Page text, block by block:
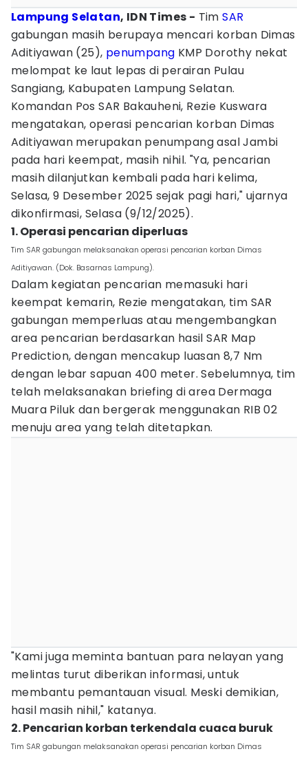
Lampung Selatan, IDN Times - TimSAR
gabungan masih berupaya mencari korban Dimas
Aditiyawan (25), penumpang KMP Dorothy nekat
melompat ke laut lepas di perairan Pulau
Sangiang, Kabupaten Lampung Selatan.
Komandan Pos SAR Bakauheni, Rezie Kuswara
mengatakan, operasi pencarian korban Dimas
Aditiyawan merupakan penumpang asal Jambi
pada hari keempat, masih nihil. "Ya, pencarian
masih dilanjutkan kembali pada hari kelima,
Selasa, 9 Desember 2025 sejak pagi hari," ujarnya
dikonfirmasi, Selasa (9/12/2025).
1. Operasi pencarian diperluas
Tim SAR gabungan melaksanakan operasi pencarian korban Dimas
Aditiyawan. (Dok. Basarnas Lampung).
Dalam kegiatan pencarian memasuki hari
keempat kemarin, Rezie mengatakan, tim SAR
gabungan memperluas atau mengembangkan
area pencarian berdasarkan hasil SAR Map
Prediction, dengan mencakup luasan 8,7 Nm
dengan lebar sapuan 400 meter. Sebelumnya, tim
telah melaksanakan briefing di area Dermaga
Muara Piluk dan bergerak menggunakan RIB 02
menuju area yang telah ditetapkan.
"Kami juga meminta bantuan para nelayan yang
melintas turut diberikan informasi, untuk
membantu pemantauan visual. Meski demikian,
hasil masih nihil," katanya.
2. Pencarian korban terkendala cuaca buruk
Tim SAR gabungan melaksanakan operasi pencarian korban Dimas